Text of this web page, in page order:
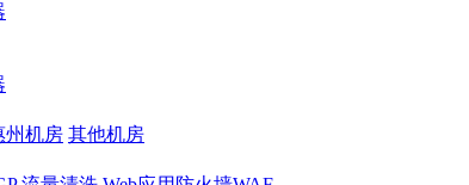
州机房 其他机房